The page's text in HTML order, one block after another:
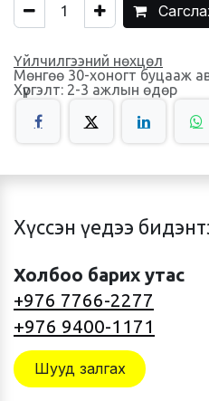
Үйлчилгээний нөхцөл
Мөнгөө 30-хоногт буцааж
Хүргэлт: 2-3 ажлын өдөр
Хүссэн үедээ
Холбоо барих утас
+976 7766-2277
+976 9400-1171
Шууд залгах